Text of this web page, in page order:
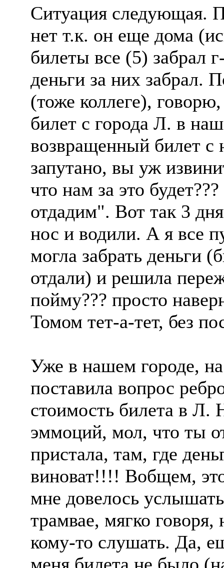
Ситуация следующая.
нет т.к. он еще дома
билеты все (5) забрал
деньги за них забрал.
(тоже коллеге),
билет с города Л. в
возвращенный билет с
запутано, вы уж
что нам за это
отдадим". Вот так 3
нос и водили. А я все
могла забрать деньги
отдали) и решила
пойму??? просто
Томом тет-а-тет, без
Уже в нашем городе,
поставила вопрос
стоимость билета в
эммоций, мол, что ты
пристала, там, где
виноват!!!! Вобщем,
мне довелось
трамвае, мягко
кому-то слушать. Да,